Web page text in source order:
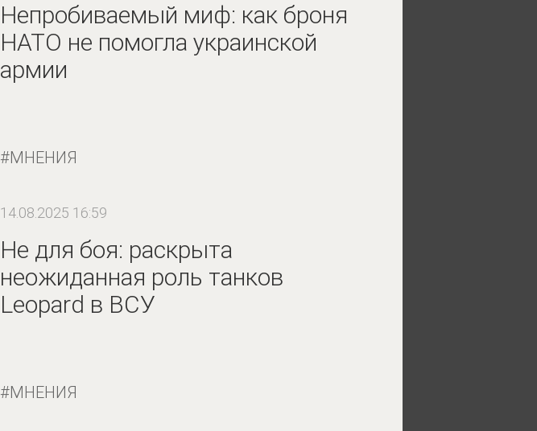
Непробиваемый миф: как броня
НАТО не помогла украинской
армии
МНЕНИЯ
14.08.2025 16:59
Не для боя: раскрыта
неожиданная роль танков
Leopard в ВСУ
МНЕНИЯ